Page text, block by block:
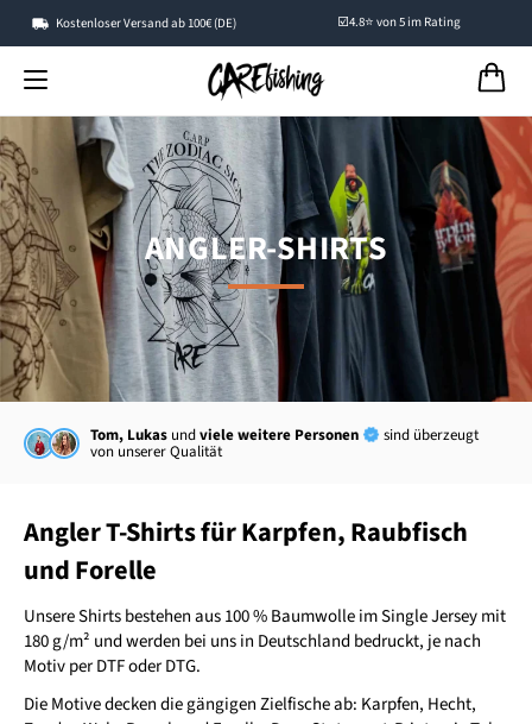
Kostenloser Versand ab 100€ (DE) ☑️4.8⭐ von 5 im Rating
ANGLER-SHIRTS
Tom, Lukas undviele weitere Personen sind überzeugt
von unserer Qualität
Angler T-Shirts für Karpfen, Raubfisch
und Forelle
Unsere Shirts bestehen aus 100 % Baumwolle im Single Jersey mit
180 g/m² und werden bei uns in Deutschland bedruckt, je nach
Motiv per DTF oder DTG.
Die Motive decken die gängigen Zielfische ab: Karpfen, Hecht,